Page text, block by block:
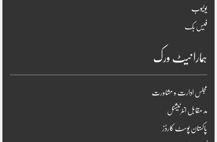
یوٹیوب
فیس بک
ہمارا نیٹ ورک
مجلس ادارت و مشاورت
مد مقابل انٹرنیشنل
پاکستان پوسٹ کارڈز